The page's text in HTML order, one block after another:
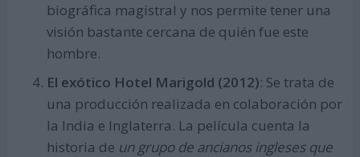
biográfica magistral y nos permite tener una
visión bastante cercana de quién fue este
hombre.
El exótico Hotel Marigold (2012): Se trata de
una producción realizada en colaboración por
la India e Inglaterra. La película cuenta la
historia de un grupo de ancianos ingleses que